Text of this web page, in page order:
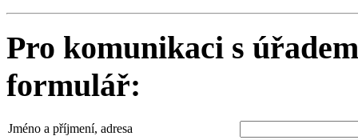
Pro komunikaci s
formulář:
Jméno a příjmení, adresa